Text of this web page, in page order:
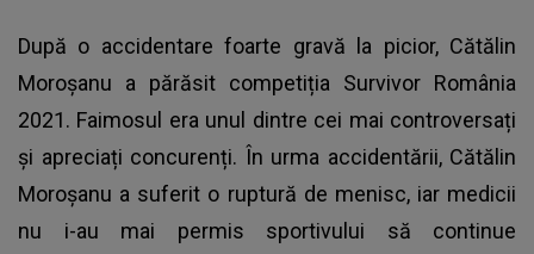
După o accidentare foarte gravă la picior, Cătălin
Moroșanu a părăsit competiția Survivor România
2021. Faimosul era unul dintre cei mai controversați
și apreciați concurenți. În urma accidentării, Cătălin
Moroșanu a suferit o ruptură de menisc, iar medicii
nu i-au mai permis sportivului să continue